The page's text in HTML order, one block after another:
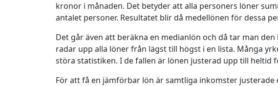
kronor i månaden. Det betyder att alla personers löner
antalet personer. Resultatet blir då medellönen för dessa
Det går även att beräkna en medianlön och då tar man
radar upp alla löner från lägst till högst i en lista. Många
störa statistiken. I de fallen är lönen justerad upp till heltid
För att få en jämförbar lön är samtliga inkomster justerade